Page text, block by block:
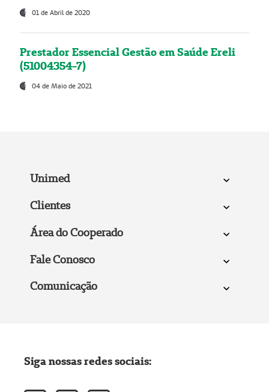
01 de Abril de 2020
Prestador Essencial Gestão em Saúde Ereli
(51004354-7)
04 de Maio de 2021
Unimed
Clientes
Área do Cooperado
Fale Conosco
Comunicação
Siga nossas redes sociais: